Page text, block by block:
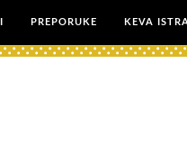
PREPORUKE KEVA